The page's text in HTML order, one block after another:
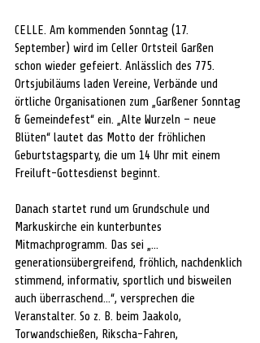
CELLE. Am kommenden Sonntag (17.
September) wird im Celler Ortsteil Garßen
schon wieder gefeiert. Anlässlich des 775.
Ortsjubiläums laden Vereine, Verbände und
örtliche Organisationen zum „Garßener Sonntag
& Gemeindefest“ ein. „Alte Wurzeln – neue
Blüten“ lautet das Motto der fröhlichen
Geburtstagsparty, die um 14 Uhr mit einem
Freiluft-Gottesdienst beginnt.
Danach startet rund um Grundschule und
Markuskirche ein kunterbuntes
Mitmachprogramm. Das sei „…
generationsübergreifend, fröhlich, nachdenklich
stimmend, informativ, sportlich und bisweilen
auch überraschend…“, versprechen die
Veranstalter. So z. B. beim Jaakolo,
Torwandschießen, Rikscha-Fahren,